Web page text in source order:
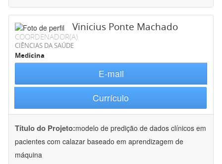
Vinicius Ponte Machado
COORDENADOR(A)
CIÊNCIAS DA SAÚDE
Medicina
E-mail
Currículo
Título do Projeto:modelo de predição de dados clínicos em
pacientes com calazar baseado em aprendizagem de
máquina